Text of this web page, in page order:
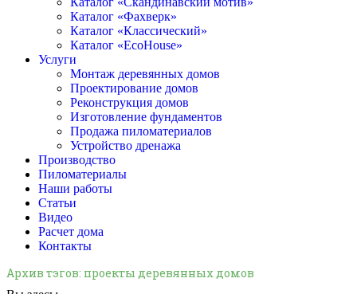
Каталог «Фахверк»
Каталог «Классический»
Каталог «EcoHouse»
Услуги
Монтаж деревянных домов
Проектирование домов
Реконструкция домов
Изготовление фундаментов
Продажа пиломатериалов
Устройство дренажа
Производство
Пиломатериалы
Наши работы
Статьи
Видео
Расчет дома
Контакты
Архив тэгов: проекты деревянных домов